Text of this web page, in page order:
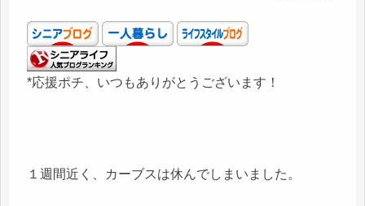
*応援ポチ、いつもありがとうございます！
１週間近く、カーブスは休んでしまいました。